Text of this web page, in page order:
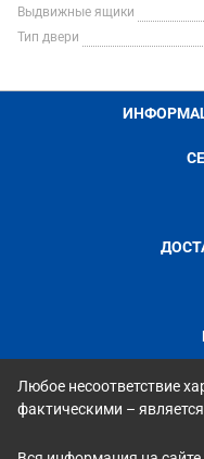
Выдвижные ящики
Тип двери
Любое несоответствие
фактическими –